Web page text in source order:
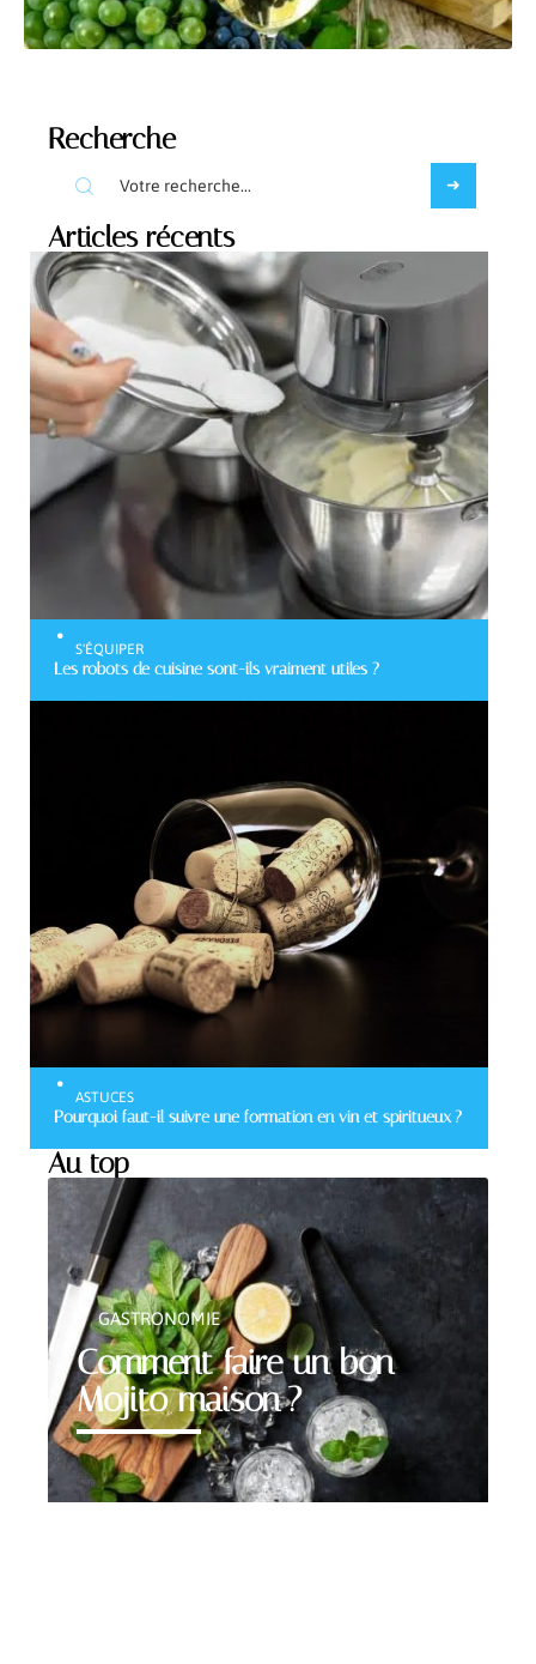
Recherche
Articles récents
S'ÉQUIPER
Les robots de cuisine sont-ils vraiment utiles ?
ASTUCES
Pourquoi faut-il suivre une formation en vin et spiritueux ?
Au top
Comment faire un bon
Mojito maison ?
GASTRONOMIE